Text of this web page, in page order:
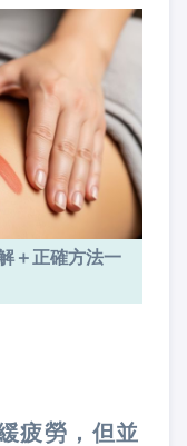
＋正確方法一
疲勞，但並